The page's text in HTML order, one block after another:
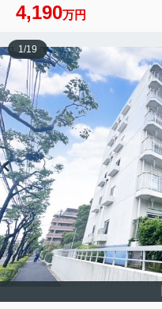
4,190万円
1 /19